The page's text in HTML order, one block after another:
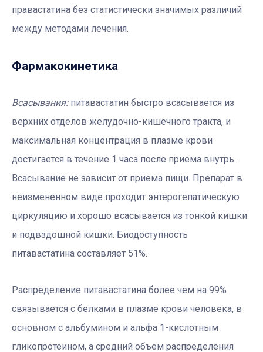
правастатина без статистически значимых различий
между методами лечения.
Фармакокинетика
Всасывания:питавастатин быстро всасывается из
верхних отделов желудочно-кишечного тракта, и
максимальная концентрация в плазме крови
достигается в течение 1 часа после приема внутрь.
Всасывание не зависит от приема пищи. Препарат в
неизмененном виде проходит энтерогепатическую
циркуляцию и хорошо всасывается из тонкой кишки
и подвздошной кишки. Биодоступность
питавастатина составляет 51%.
Распределение питавастатина более чем на 99%
связывается с белками в плазме крови человека, в
основном с альбумином и альфа 1-кислотным
гликопротеином, а средний объем распределения